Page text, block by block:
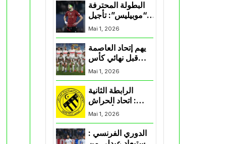
البطولة المحترفة
“موبيليس”: تأجيل
مباراة إتحاد
العاصمة وأتلتيك
بارادو
Mai 1, 2026
يهم إتحاد العاصمة
قبل نهائي كأس
اكاف : الزمالك
يسقط بثلاثية أمام
Mai 1, 2026
الرابطة الثانية
: اتحاد الحراش
يحسم التأهل إلى
“البلاي أوف”
Mai 1, 2026
الدوري الفرنسي :